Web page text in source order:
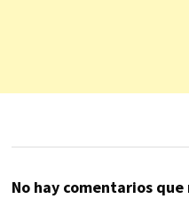
No hay comentarios que